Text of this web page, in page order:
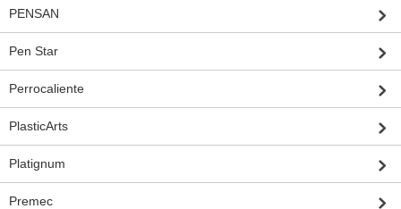
PENSAN
Pen Star
Perrocaliente
PlasticArts
Platignum
Premec